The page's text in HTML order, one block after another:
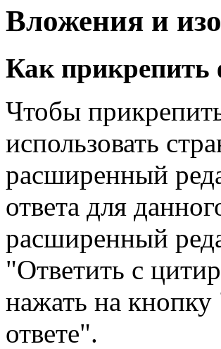
Вложения и
Как
Чтобы
использовать
расширенный
ответа для
расширенный
"Ответить с
нажать на
ответе".